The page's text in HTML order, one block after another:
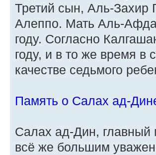
Третий сын, Аль-Захир
Алеппо. Мать Аль-
году. Согласно
году, и в то же время в
качестве седьмого
Память о Салах ад-
Салах ад-Дин, главный
всё же большим